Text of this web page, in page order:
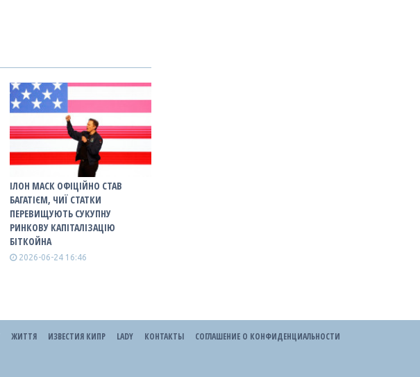
ІЛОН МАСК ОФІЦІЙНО СТАВ
БАГАТІЄМ, ЧИЇ СТАТКИ
ПЕРЕВИЩУЮТЬ СУКУПНУ
РИНКОВУ КАПІТАЛІЗАЦІЮ
БІТКОЙНА
2026-06-24 16:46
ЖИТТЯ ИЗВЕСТИЯ КИПР LADY КОНТАКТЫ СОГЛАШЕНИЕ О КОНФИДЕНЦИАЛЬНОСТИ